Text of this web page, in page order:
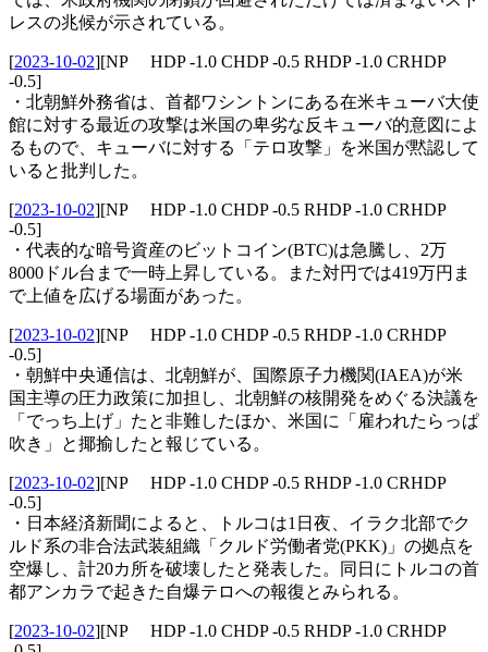
レスの兆候が示されている。
[2023-10-02][NP HDP -1.0 CHDP -0.5 RHDP -1.0 CRHDP
-0.5]
・北朝鮮外務省は、首都ワシントンにある在米キューバ大使
館に対する最近の攻撃は米国の卑劣な反キューバ的意図によ
るもので、キューバに対する「テロ攻撃」を米国が黙認して
いると批判した。
[2023-10-02][NP HDP -1.0 CHDP -0.5 RHDP -1.0 CRHDP
-0.5]
・代表的な暗号資産のビットコイン(BTC)は急騰し、2万
8000ドル台まで一時上昇している。また対円では419万円ま
で上値を広げる場面があった。
[2023-10-02][NP HDP -1.0 CHDP -0.5 RHDP -1.0 CRHDP
-0.5]
・朝鮮中央通信は、北朝鮮が、国際原子力機関(IAEA)が米
国主導の圧力政策に加担し、北朝鮮の核開発をめぐる決議を
「でっち上げ」たと非難したほか、米国に「雇われたらっぱ
吹き」と揶揄したと報じている。
[2023-10-02][NP HDP -1.0 CHDP -0.5 RHDP -1.0 CRHDP
-0.5]
・日本経済新聞によると、トルコは1日夜、イラク北部でク
ルド系の非合法武装組織「クルド労働者党(PKK)」の拠点を
空爆し、計20カ所を破壊したと発表した。同日にトルコの首
都アンカラで起きた自爆テロへの報復とみられる。
[2023-10-02][NP HDP -1.0 CHDP -0.5 RHDP -1.0 CRHDP